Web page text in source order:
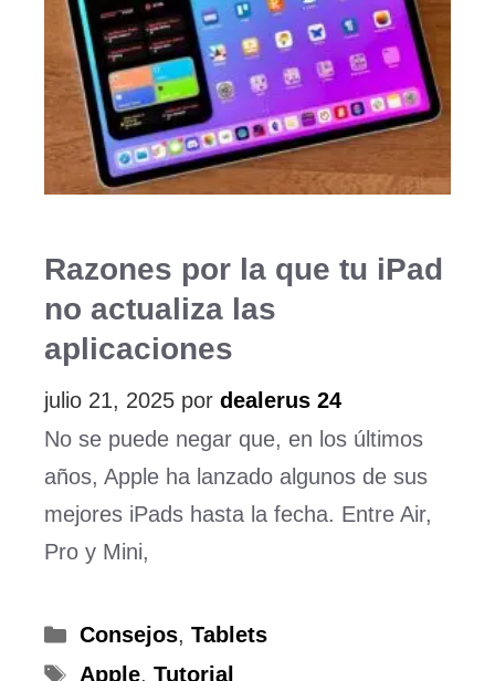
Razones por la que tu iPad
no actualiza las
aplicaciones
julio 21, 2025 por dealerus 24
No se puede negar que, en los últimos
años, Apple ha lanzado algunos de sus
mejores iPads hasta la fecha. Entre Air,
Pro y Mini,
Categorías
Consejos, Tablets
Etiquetas
Apple, Tutorial